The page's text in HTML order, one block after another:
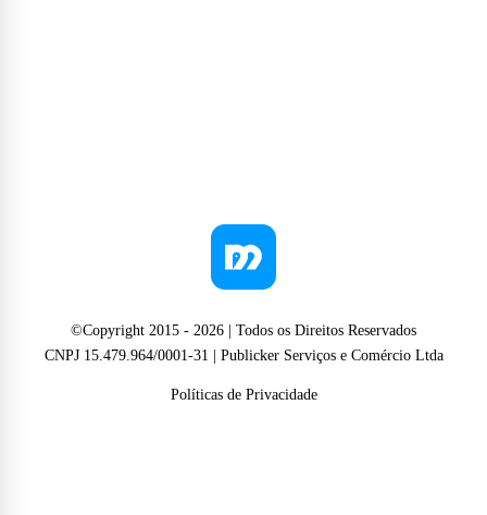
©Copyright 2015 - 2026 | Todos os Direitos Reservados
CNPJ 15.479.964/0001-31 | Publicker Serviços e Comércio Ltda
Políticas de Privacidade